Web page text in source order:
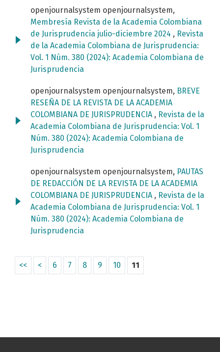
openjournalsystem openjournalsystem,
Membresía Revista de la Academia Colombiana
de Jurisprudencia julio-diciembre 2024 , Revista
de la Academia Colombiana de Jurisprudencia:
Vol. 1 Núm. 380 (2024): Academia Colombiana de
Jurisprudencia
openjournalsystem openjournalsystem, BREVE
RESEÑA DE LA REVISTA DE LA ACADEMIA
COLOMBIANA DE JURISPRUDENCIA , Revista de la
Academia Colombiana de Jurisprudencia: Vol. 1
Núm. 380 (2024): Academia Colombiana de
Jurisprudencia
openjournalsystem openjournalsystem, PAUTAS
DE REDACCIÓN DE LA REVISTA DE LA ACADEMIA
COLOMBIANA DE JURISPRUDENCIA , Revista de la
Academia Colombiana de Jurisprudencia: Vol. 1
Núm. 380 (2024): Academia Colombiana de
Jurisprudencia
<< < 6 7 8 9 10 11